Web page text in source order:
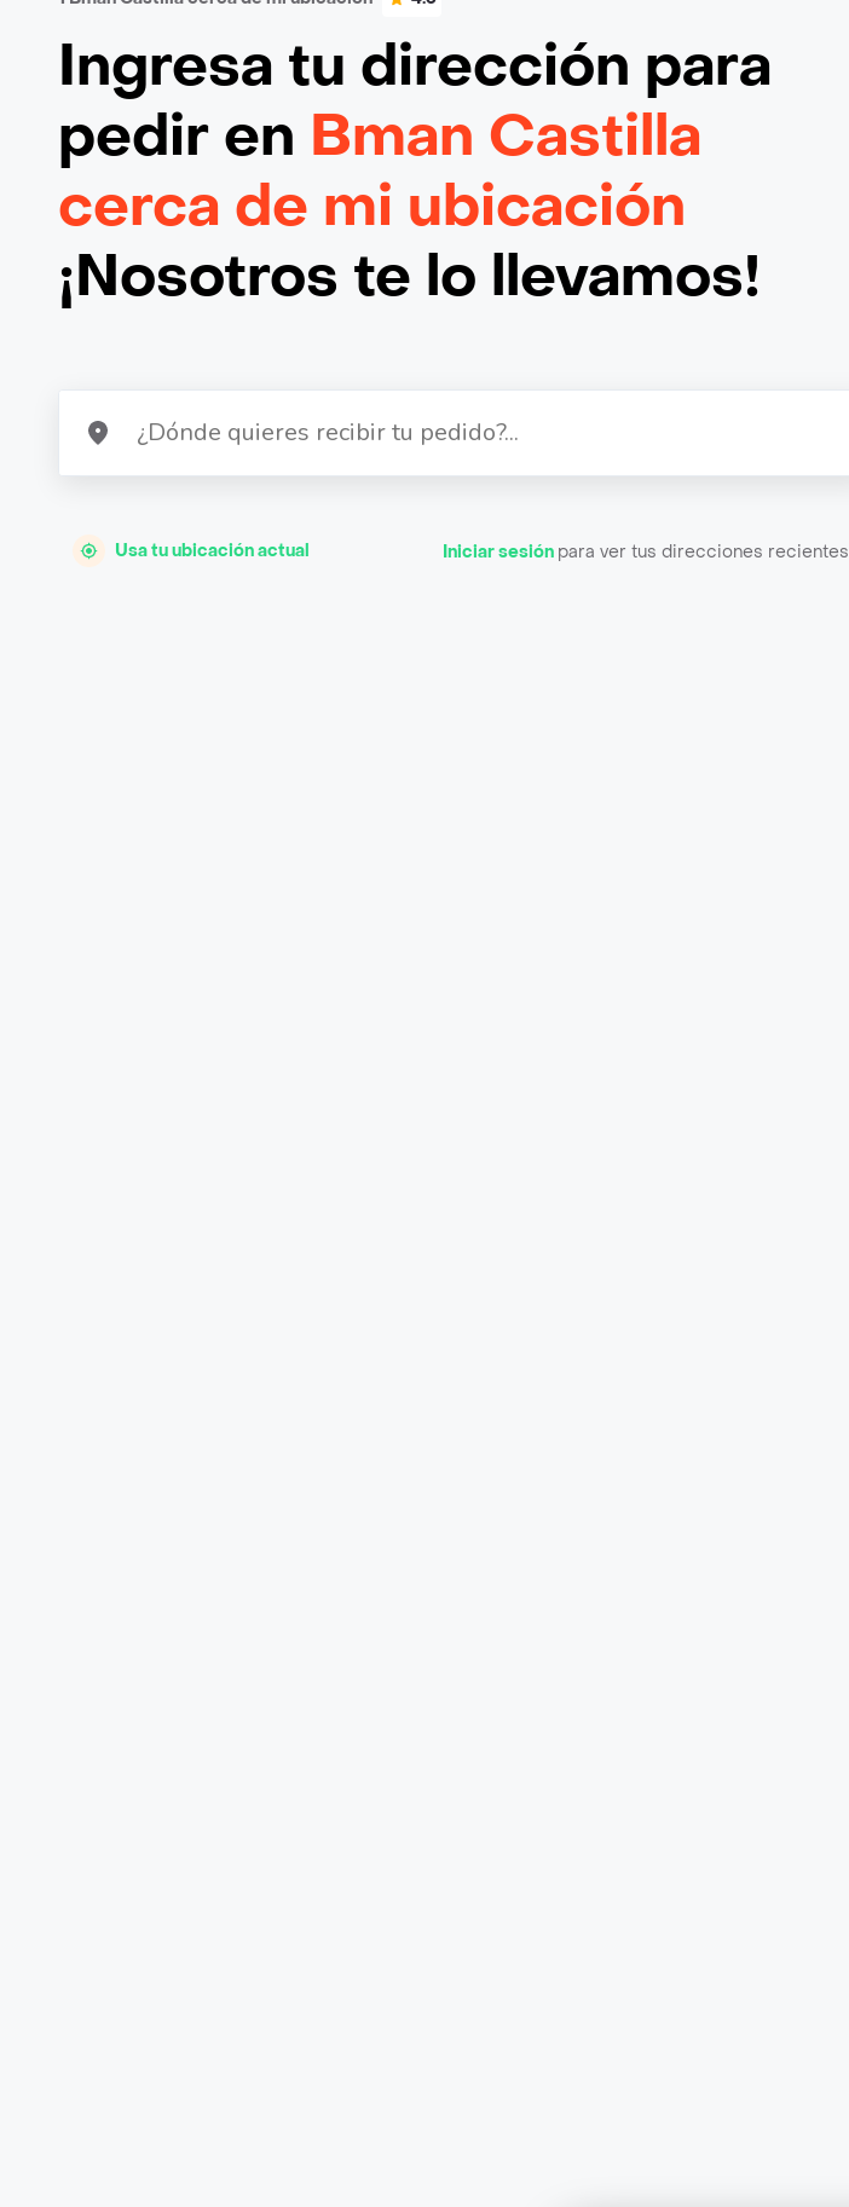
Ingresa tu dirección para
pedir en Bman Castilla
cerca de mi ubicación
¡Nosotros te lo llevamos!
Usa tu ubicación actual Iniciar sesión para ver tus direcciones recientes